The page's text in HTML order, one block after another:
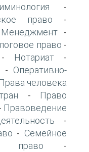
-
право -
Менеджмент -
право -
Нотариат -
- Оперативно-
Права человека
-
Право
Правоведение
-
- Семейное
право -